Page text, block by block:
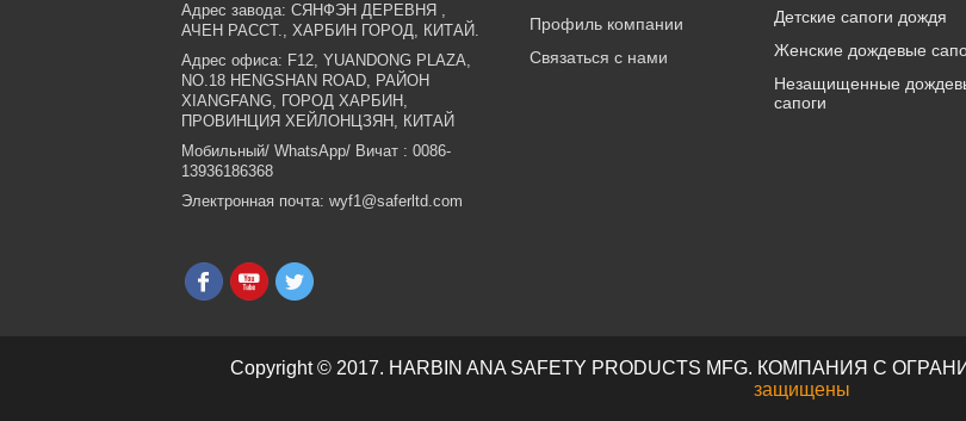
Адрес завода: СЯНФЭН ДЕРЕВНЯ ,
АЧЕН РАССТ., ХАРБИН ГОРОД, КИТАЙ.
Адрес офиса: F12, YUANDONG PLAZA,
NO.18 HENGSHAN ROAD, РАЙОН
XIANGFANG, ГОРОД ХАРБИН,
ПРОВИНЦИЯ ХЕЙЛОНЦЗЯН, КИТАЙ
Мобильный/ WhatsApp/ Вичат : 0086-
13936186368
Электронная почта: wyf1@saferltd.com
Профиль компании
Связаться с нами
Детские сапоги дождя
Женские дождевые
Незащищенные
сапоги
Copyright © 2017. HARBIN ANA SAFETY PRODUCTS MFG. КОМПАНИЯ С
защищены